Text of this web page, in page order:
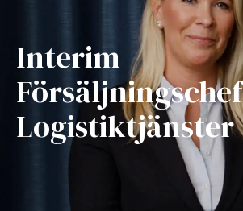
Interim
Försäljningschef
Logistiktjänster